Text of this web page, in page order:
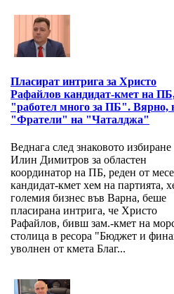
Пласират интрига за Христо
Рафайлов кандидат-кмет на
"работел много за ПБ". Вярно,
"Фратели" на "Чаталджа"
Веднага след знаковото избиране
Илин Димитров за областен
координатор на ПБ, реден от
кандидат-кмет хем на партията,
големия бизнес във Варна, беше
пласирана интрига, че Христо
Рафайлов, бивш зам.-кмет на
столица в ресора "Бюджет и
уволнен от кмета Благ...